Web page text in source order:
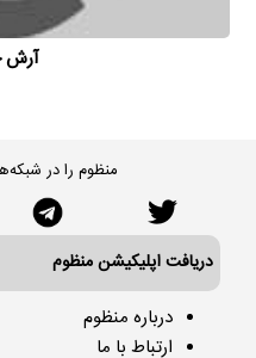
آرش
منظوم را در
دریافت اپلیکیشن منظوم
درباره منظوم
ارتباط با ما